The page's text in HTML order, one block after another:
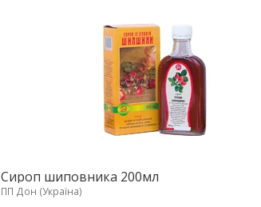
Сироп шиповника 200мл
ПП Дон (Україна)